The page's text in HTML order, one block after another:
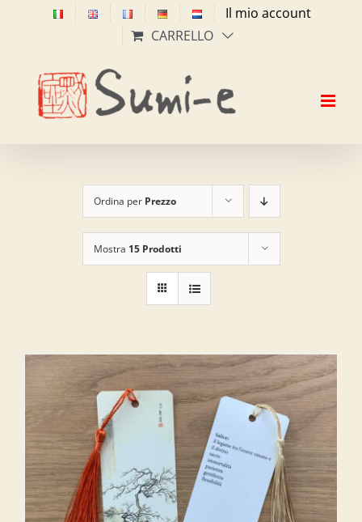
Il mio account
CARRELLO
Ordina per Prezzo
Mostra 15 Prodotti